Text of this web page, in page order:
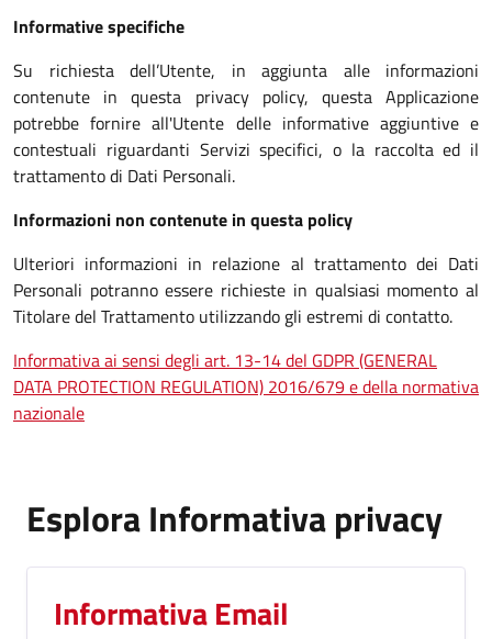
Informative specifiche
Su richiesta dell’Utente, in aggiunta alle informazioni
contenute in questa privacy policy, questa Applicazione
potrebbe fornire all'Utente delle informative aggiuntive e
contestuali riguardanti Servizi specifici, o la raccolta ed il
trattamento di Dati Personali.
Informazioni non contenute in questa policy
Ulteriori informazioni in relazione al trattamento dei Dati
Personali potranno essere richieste in qualsiasi momento al
Titolare del Trattamento utilizzando gli estremi di contatto.
Informativa ai sensi degli art. 13-14 del GDPR (GENERAL
DATA PROTECTION REGULATION) 2016/679 e della normativa
nazionale
Esplora Informativa privacy
Informativa Email